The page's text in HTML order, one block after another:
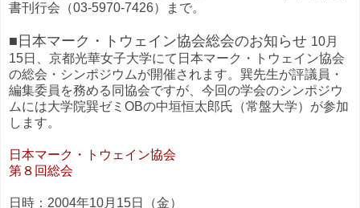
書刊行会（03-5970-7426）まで。
■日本マーク・トウェイン協会総会のお知らせ 10月
15日、京都光華女子大学にて日本マーク・トウェイン協会
の総会・シンポジウムが開催されます。巽先生が評議員・
編集委員を務める同協会ですが、今回の学会のシンポジウ
ムには大学院巽ゼミOBの中垣恒太郎氏（常盤大学）が参加
します。
日本マーク・トウェイン協会
第８回総会
日時：2004年10月15日（金）